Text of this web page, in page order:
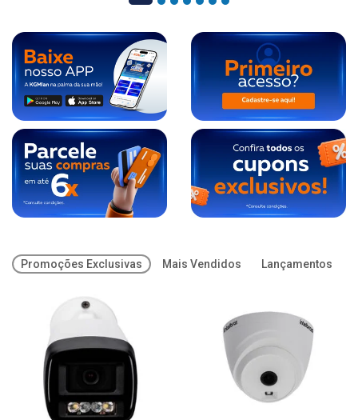
Promoções Exclusivas Mais Vendidos Lançamentos